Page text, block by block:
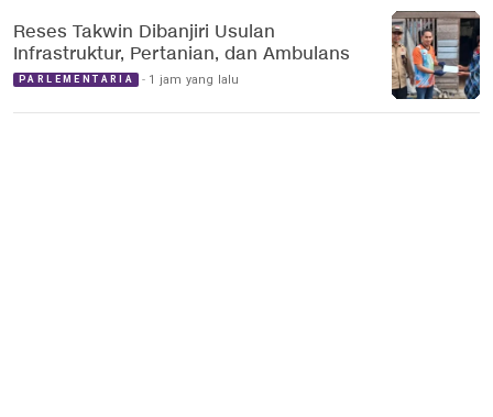
Reses Takwin Dibanjiri Usulan
Infrastruktur, Pertanian, dan Ambulans
PARLEMENTARIA 1 jam yang lalu